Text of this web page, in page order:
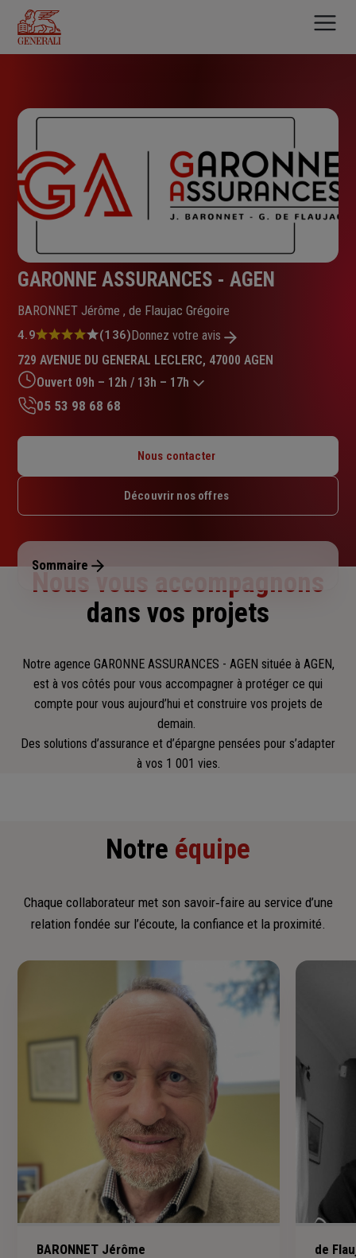
contenu
principal
GARONNE ASSURANCES - AGEN
BARONNET Jérôme , de Flaujac Grégoire
Note
4.9
sur
5
étoiles
4.9 (136)Donnez votre avis
729 AVENUE DU GENERAL LECLERC, 47000 AGEN
Ouvert 09h – 12h / 13h – 17h
Mardi : 09h – 12h / 13h – 18h
Jeudi : 09h – 12h
Dimanche : Fermé
05 53 98 68 68
Nous contacter
Découvrir nos offres
Sommaire
Nous vous accompagnons
dans vos projets
Notre agence GARONNE ASSURANCES - AGEN située à AGEN,
est à vos côtés pour vous accompagner à protéger ce qui
compte pour vous aujourd’hui et construire vos projets de
demain.
Des solutions d’assurance et d’épargne pensées pour s’adapter
à vos 1 001 vies.
Notre équipe
Chaque collaborateur met son savoir‑faire au service d’une
relation fondée sur l’écoute, la confiance et la proximité.
BARONNET Jérôme de